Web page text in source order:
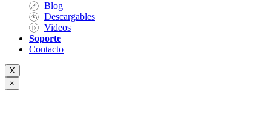
Blog
Descargables
Videos
Soporte
Contacto
X
×